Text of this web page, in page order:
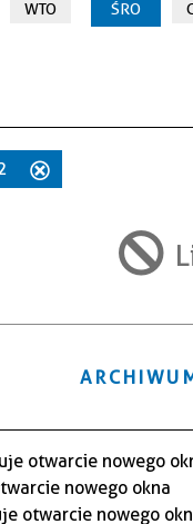
WTO ŚRO